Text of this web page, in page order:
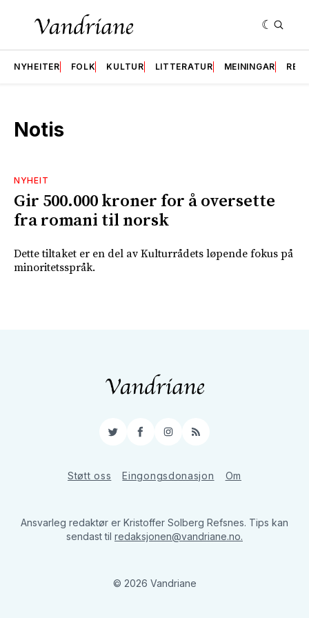
NYHEITER FOLK KULTUR LITTERATUR MEININGAR
Notis
NYHEIT
Gir 500.000 kroner for å oversette
fra romani til norsk
Dette tiltaket er en del av Kulturrådets løpende fokus på
minoritetsspråk.
TwitterFacebook
Instagram
RSS
Støtt oss Eingongsdonasjon Om
Ansvarleg redaktør er Kristoffer Solberg Refsnes. Tips kan
sendast til redaksjonen@vandriane.no.
© 2026 Vandriane